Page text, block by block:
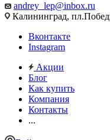
andrey_lep@inbox.ru
Калининград,
Вконтакте
Instagram
Акции
Блог
Как купить
Компания
Контакты
...